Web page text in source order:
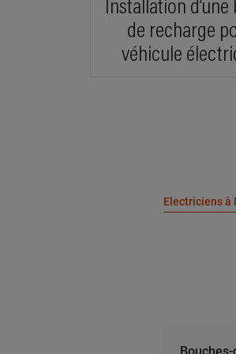
Installation d’une
de recharge
véhicule
Electriciens à